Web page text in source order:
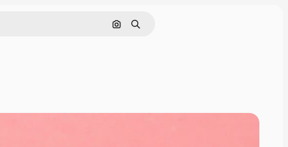
Cerca per immagine
Ricerca